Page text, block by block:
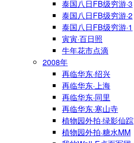
泰国八日FB级穷游·3
泰国八日FB级穷游·2
泰国八日FB级穷游·1
寅寅·百日照
牛年花市点滴
2008年
再临华东·绍兴
再临华东·上海
再临华东·同里
再临华东·寒山寺
植物园外拍·绿影仙踪
植物园外拍·糖水MM